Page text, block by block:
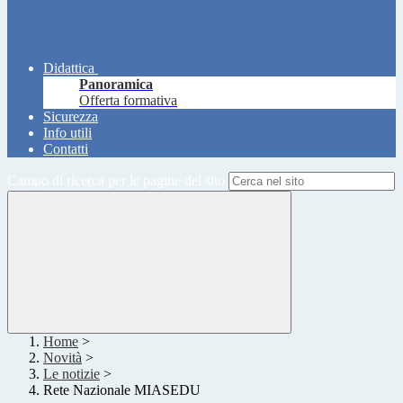
Didattica
Panoramica
Offerta formativa
Sicurezza
Info utili
Contatti
Home >
Novità >
Le notizie >
Rete Nazionale MIASEDU